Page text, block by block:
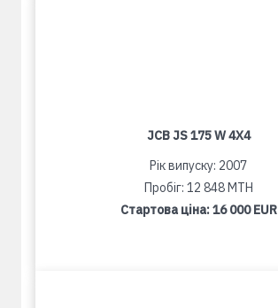
JCB JS 175 W 4X4
Рік випуску: 2007
Пробіг: 12 848 MTH
Стартова ціна:16 000 EUR